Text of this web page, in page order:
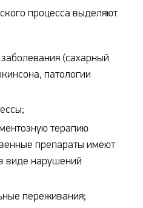
процесса выделяют
(сахарный
патологии
терапию
препараты имеют
виде нарушений
переживания;